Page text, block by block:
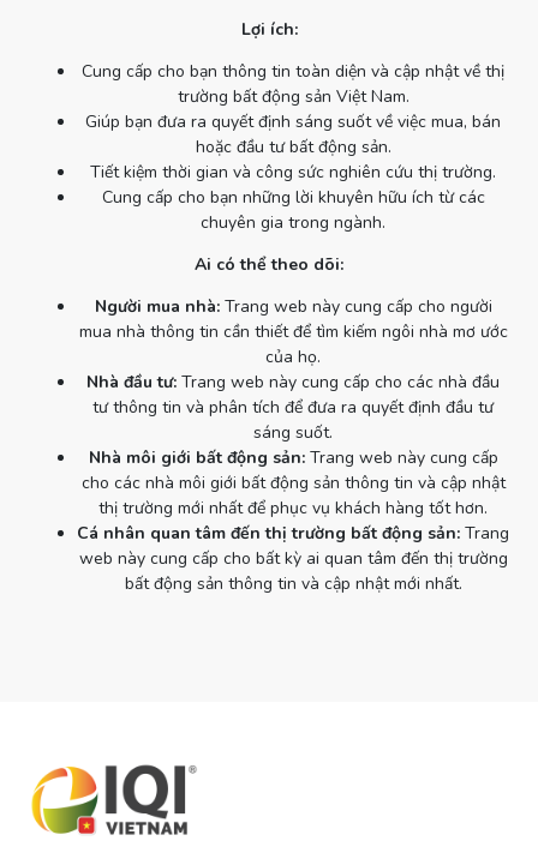
Lợi ích:
Cung cấp cho bạn thông tin toàn diện và cập nhật về thị
trường bất động sản Việt Nam.
Giúp bạn đưa ra quyết định sáng suốt về việc mua, bán
hoặc đầu tư bất động sản.
Tiết kiệm thời gian và công sức nghiên cứu thị trường.
Cung cấp cho bạn những lời khuyên hữu ích từ các
chuyên gia trong ngành.
Ai có thể theo dõi:
Người mua nhà:Trang web này cung cấp cho người
mua nhà thông tin cần thiết để tìm kiếm ngôi nhà mơ ước
của họ.
Nhà đầu tư: Trang web này cung cấp cho các nhà đầu
tư thông tin và phân tích để đưa ra quyết định đầu tư
sáng suốt.
Nhà môi giới bất động sản:Trang web này cung cấp
cho các nhà môi giới bất động sản thông tin và cập nhật
thị trường mới nhất để phục vụ khách hàng tốt hơn.
Cá nhân quan tâm đến thị trường bất động sản: Trang
web này cung cấp cho bất kỳ ai quan tâm đến thị trường
bất động sản thông tin và cập nhật mới nhất.